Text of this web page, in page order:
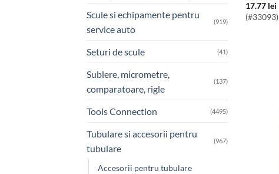
Scule si echipamente pentru
service auto
(919)
Seturi de scule (41)
Sublere, micrometre,
comparatoare, rigle
(137)
Tools Connection (4495)
Tubulare si accesorii pentru
tubulare
(967)
Accesorii pentru tubulare
17.77 lei
(#33093)